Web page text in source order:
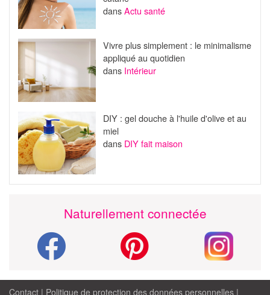
dansActu santé
Vivre plus simplement : le minimalisme
appliqué au quotidien
dans Intérieur
DIY : gel douche à l'huile d'olive et au
miel
dans DIY fait maison
Naturellement connectée
Contact | Politique de protection des données personnelles |